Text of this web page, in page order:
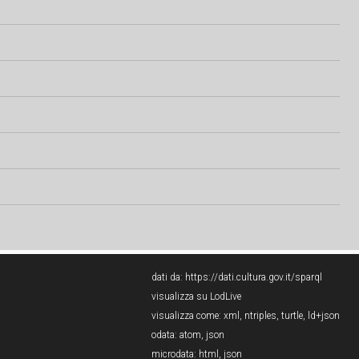
dati da: https://dati.cultura.gov.it/sparql
visualizza su LodLive
visualizza come: xml , ntriples, turtle, ld+json
odata: atom, json
microdata: html , json